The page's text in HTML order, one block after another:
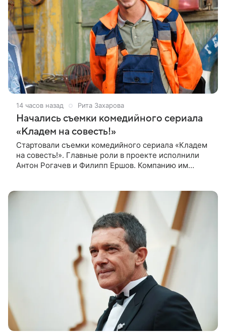
14 часов назад Рита Захарова
Начались съемки комедийного сериала
«Кладем на совесть!»
Стартовали съемки комедийного сериала «Кладем
на совесть!». Главные роли в проекте исполнили
Антон Рогачев и Филипп Ершов. Компанию им